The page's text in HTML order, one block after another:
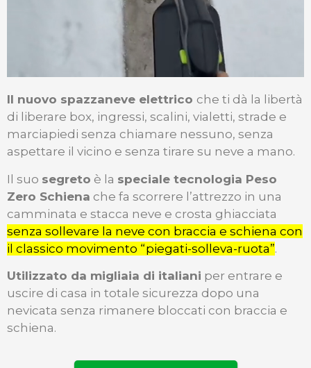
Il nuovo spazzaneve elettrico che ti dà la libertà
di liberare box, ingressi, scalini, vialetti, strade e
marciapiedi senza chiamare nessuno, senza
aspettare il vicino e senza tirare su neve a mano.
Il suo segreto è la speciale tecnologia Peso
Zero Schiena che fa scorrere l’attrezzo in una
camminata e stacca neve e crosta ghiacciata
senza sollevare la neve con braccia e schiena con
il classico movimento “piegati-solleva-ruota”.
Utilizzato da migliaia di italiani per entrare e
uscire di casa in totale sicurezza dopo una
nevicata senza rimanere bloccati con braccia e
schiena.